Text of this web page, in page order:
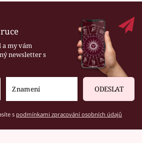
a my vám
newsletter s
ODESLAT
s podmínkami zpracování osobních údajů